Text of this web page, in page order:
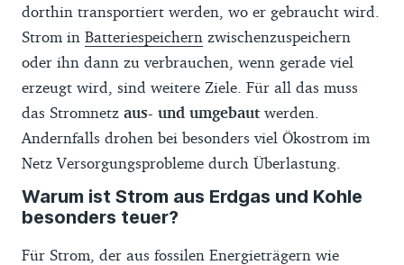
dorthin transportiert werden, wo er gebraucht wird.
Strom in Batteriespeichern zwischenzuspeichern
oder ihn dann zu verbrauchen, wenn gerade viel
erzeugt wird, sind weitere Ziele. Für all das muss
das Stromnetz aus- und umgebaut werden.
Andernfalls drohen bei besonders viel Ökostrom im
Netz Versorgungsprobleme durch Überlastung.
Warum ist Strom aus Erdgas und Kohle
besonders teuer?
Für Strom, der aus fossilen Energieträgern wie